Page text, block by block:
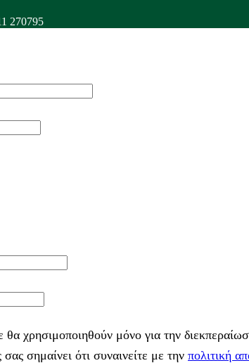
270795
χρησιμοποιηθούν μόνο για την
σημαίνει ότι συναινείτε με την πολιτική